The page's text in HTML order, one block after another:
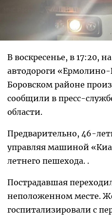
В воскресенье, в 17:20,
автодороги
Боровском районе
сообщили в пресс-
области.
Предварительно, 46-
управляя машиной
летнего пешехода. .
Пострадавшая
неположенном месте.
госпитализировали с